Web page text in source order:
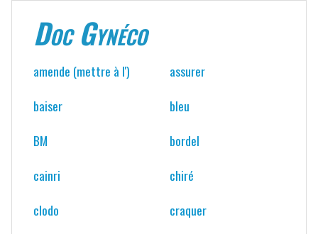
Doc Gynéco
amende (mettre à l')
assurer
baiser
bleu
BM
bordel
cainri
chiré
clodo
craquer